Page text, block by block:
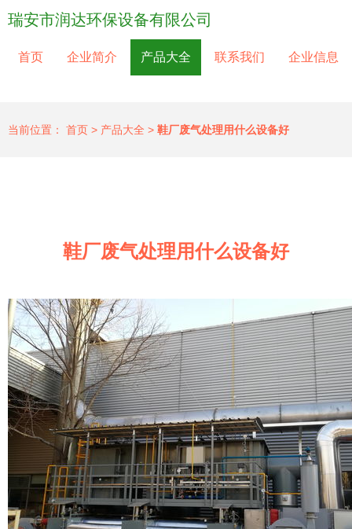
瑞安市润达环保设备有限公司
首页 企业简介 产品大全 联系我们 企业信息
当前位置： 首页 > 产品大全 > 鞋厂废气处理用什么设备好
鞋厂废气处理用什么设备好